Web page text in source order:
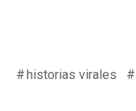
historias virales